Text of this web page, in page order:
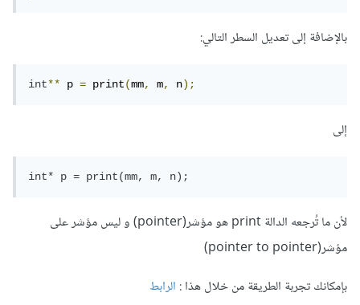
بالإضافة إلى تعديل السطر التالي:
int** p = print(mm, m, n);
إلى
int* p = print(mm, m, n);
لأن ما تُرجعه الدالة print هو مؤشر(pointer) و ليس مؤشر على
مؤشر(pointer to pointer)
بإمكانك تجربة الطريقة من خلال هذا : الرابط